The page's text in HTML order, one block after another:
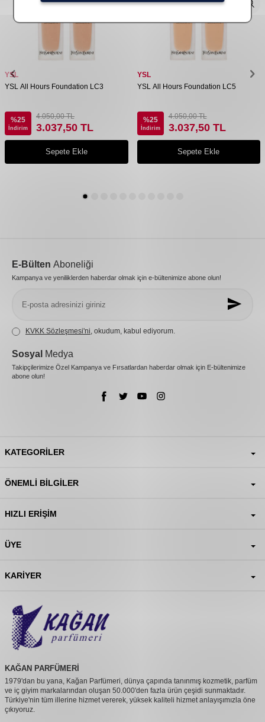
YSL
YSL All Hours Foundation LC3
%25
İndirim
4.050,00TL
3.037,50 TL
Sepete Ekle
YSL
YSL All Hours Foundation LC5
%25
İndirim
4.050,00TL
3.037,50TL
Sepete Ekle
E-Bülten Aboneliği
Kampanya ve yeniliklerden haberdar olmak için e-bültenimize abone olun!
KVKK Sözleşmesi'ni , okudum, kabul ediyorum.
Sosyal Medya
Takipçilerimize Özel Kampanya ve Fırsatlardan haberdar olmak için E-bültenimize
abone olun!
KATEGORILER
ÖNEMLI BILGILER
HIZLI ERIŞIM
ÜYE
KARIYER
KAĞAN PARFÜMERİ
1979'dan bu yana, Kağan Parfümeri, dünya çapında tanınmış kozmetik, parfüm
ve iç giyim markalarından oluşan 50.000'den fazla ürün çeşidi sunmaktadır.
Türkiye'nin tüm illerine hizmet vererek, yüksek kaliteli hizmet anlayışımızla öne
çıkıyoruz.